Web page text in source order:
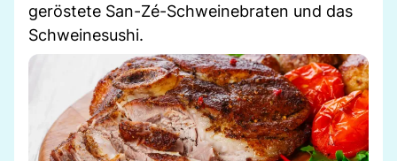
geröstete San-Zé-Schweinebraten und das
Schweinesushi.